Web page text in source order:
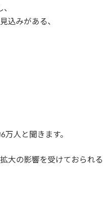
込みがある、
人と聞きます。
大の影響を受けておられる